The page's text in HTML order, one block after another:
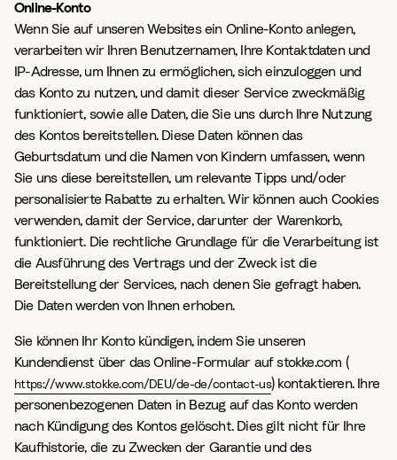
Online-Konto
Wenn Sie auf unseren Websites ein Online-Konto anlegen,
verarbeiten wir Ihren Benutzernamen, Ihre Kontaktdaten und
IP-Adresse, um Ihnen zu ermöglichen, sich einzuloggen und
das Konto zu nutzen, und damit dieser Service zweckmäßig
funktioniert, sowie alle Daten, die Sie uns durch Ihre Nutzung
des Kontos bereitstellen. Diese Daten können das
Geburtsdatum und die Namen von Kindern umfassen, wenn
Sie uns diese bereitstellen, um relevante Tipps und/oder
personalisierte Rabatte zu erhalten. Wir können auch Cookies
verwenden, damit der Service, darunter der Warenkorb,
funktioniert. Die rechtliche Grundlage für die Verarbeitung ist
die Ausführung des Vertrags und der Zweck ist die
Bereitstellung der Services, nach denen Sie gefragt haben.
Die Daten werden von Ihnen erhoben.
Sie können Ihr Konto kündigen, indem Sie unseren
Kundendienst über das Online-Formular auf stokke.com (
https://www.stokke.com/DEU/de-de/contact-us) kontaktieren. Ihre
personenbezogenen Daten in Bezug auf das Konto werden
nach Kündigung des Kontos gelöscht. Dies gilt nicht für Ihre
Kaufhistorie, die zu Zwecken der Garantie und des